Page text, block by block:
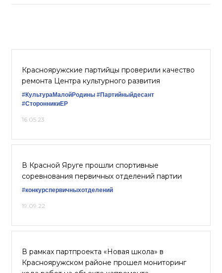
Краснояружские партийцы проверили качество
ремонта Центра культурного развития
#КультураМалойРодины #Партийныйдесант
#СторонникиЕР
16.05.23
В Красной Яруге прошли спортивные
соревнования первичных отделений партии
#конкурспервичныхотделений
19.09.22
В рамках партпроекта «Новая школа» в
Краснояружском районе прошел мониторинг